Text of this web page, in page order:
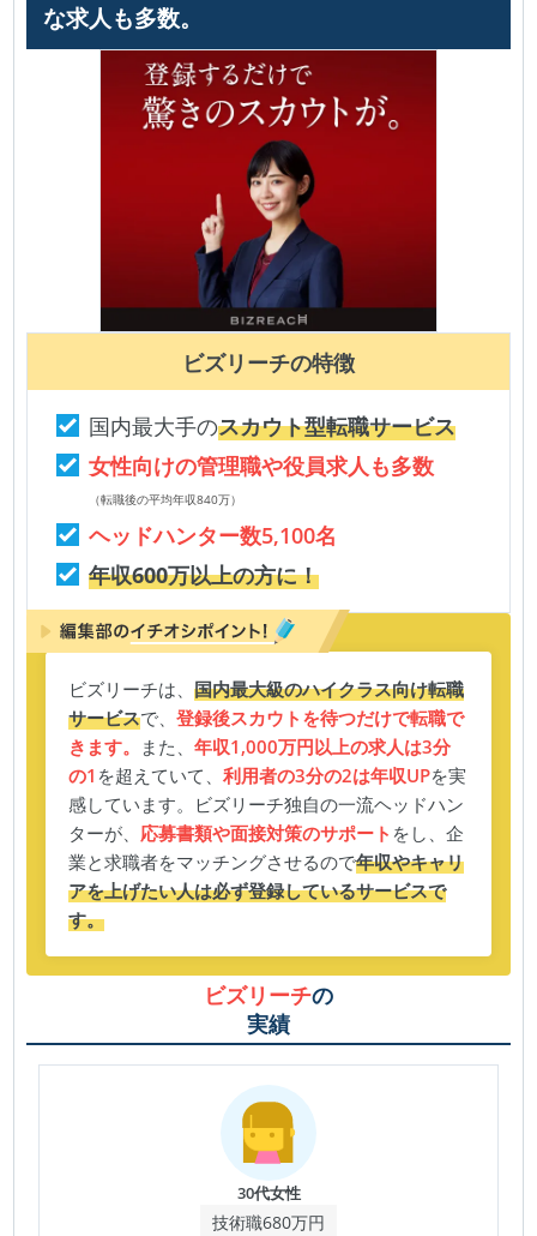
な求人も多数。
ビズリーチの特徴
国内最大手のスカウト型転職サービス
女性向けの管理職や役員求人も多数
（転職後の平均年収840万）
ヘッドハンター数5,100名
年収600万以上の方に！
ビズリーチは、国内最大級のハイクラス向け転職
サービスで、登録後スカウトを待つだけで転職で
きます。 また、年収1,000万円以上の求人は3分
の1 を超えていて、利用者の3分の2は年収UPを実
感しています。ビズリーチ独自の一流ヘッドハン
ターが、 応募書類や面接対策のサポート をし、企
業と求職者をマッチングさせるので年収やキャリ
アを上げたい人は必ず登録しているサービスで
す。
ビズリーチの
実績
30代女性
技術職680万円